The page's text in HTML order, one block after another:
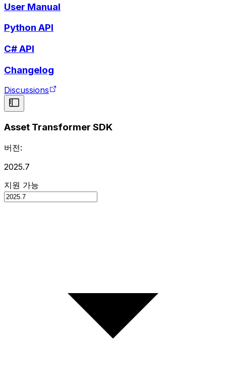
User Manual
Python API
C# API
Changelog
Discussions
Asset Transformer SDK
버전:
2025.7
지원 가능